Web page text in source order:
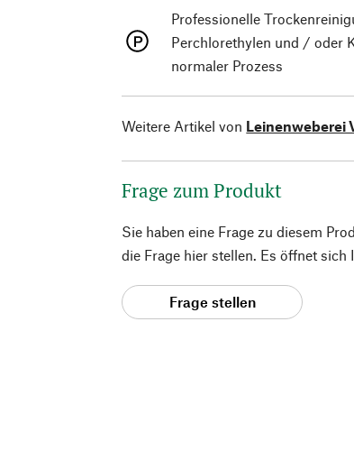
Professionelle
Perchlorethylen und / oder
normaler Prozess
Weitere Artikel von Leinenweberei
Frage zum Produkt
Sie haben eine Frage zu diesem
die Frage hier stellen. Es öffnet
Frage stellen